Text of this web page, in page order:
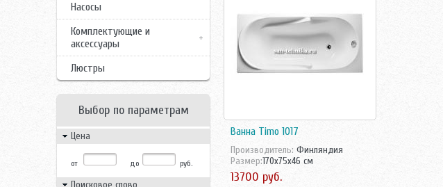
Насосы
Комплектующие и
аксессуары
Люстры
Выбор по параметрам
Цена
от до руб.
Поисковое слово
Ванна Timo 1017
Производитель: Финляндия
Размер:170x75x46 см
13700 руб.